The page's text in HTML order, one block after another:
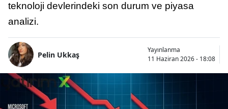
teknoloji devlerindeki son durum ve piyasa
analizi.
Pelin Ukkaş
Yayınlanma
11 Haziran 2026 - 18:08